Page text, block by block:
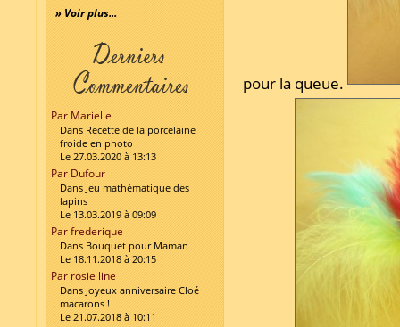
» Voir plus...
Par Marielle
Dans Recette de la porcelaine
froide en photo
Le 27.03.2020 à 13:13
Par Dufour
Dans Jeu mathématique des
lapins
Le 13.03.2019 à 09:09
Par frederique
Dans Bouquet pour Maman
Le 18.11.2018 à 20:15
Par rosie line
Dans Joyeux anniversaire Cloé
macarons !
Le 21.07.2018 à 10:11
pour la queue.